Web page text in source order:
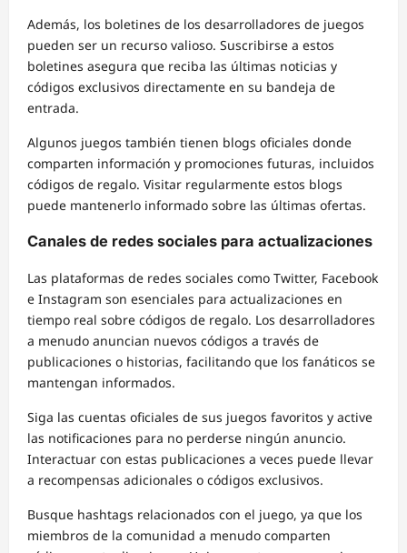
Además, los boletines de los desarrolladores de juegos
pueden ser un recurso valioso. Suscribirse a estos
boletines asegura que reciba las últimas noticias y
códigos exclusivos directamente en su bandeja de
entrada.
Algunos juegos también tienen blogs oficiales donde
comparten información y promociones futuras, incluidos
códigos de regalo. Visitar regularmente estos blogs
puede mantenerlo informado sobre las últimas ofertas.
Canales de redes sociales para actualizaciones
Las plataformas de redes sociales como Twitter, Facebook
e Instagram son esenciales para actualizaciones en
tiempo real sobre códigos de regalo. Los desarrolladores
a menudo anuncian nuevos códigos a través de
publicaciones o historias, facilitando que los fanáticos se
mantengan informados.
Siga las cuentas oficiales de sus juegos favoritos y active
las notificaciones para no perderse ningún anuncio.
Interactuar con estas publicaciones a veces puede llevar
a recompensas adicionales o códigos exclusivos.
Busque hashtags relacionados con el juego, ya que los
miembros de la comunidad a menudo comparten